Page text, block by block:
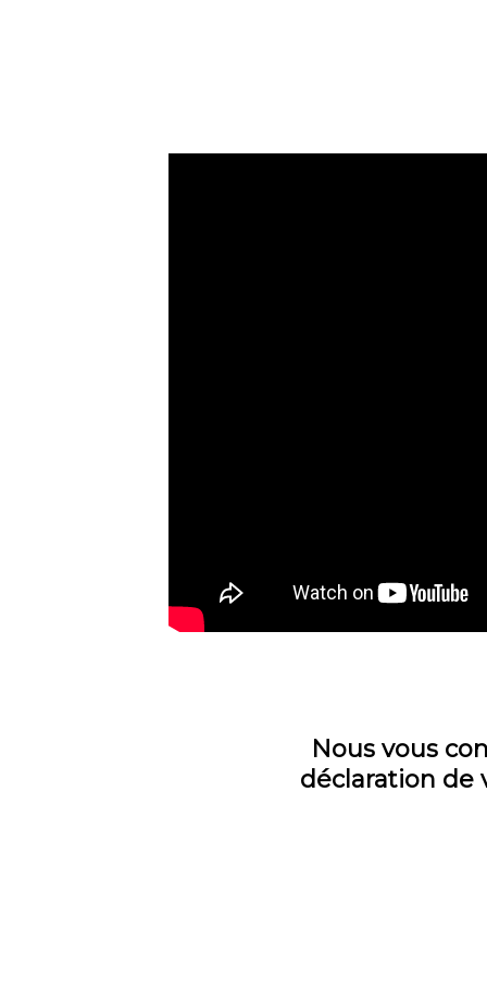
Nous vous
déclaration de